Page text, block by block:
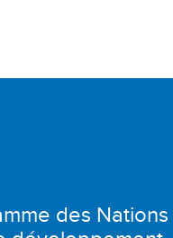
des